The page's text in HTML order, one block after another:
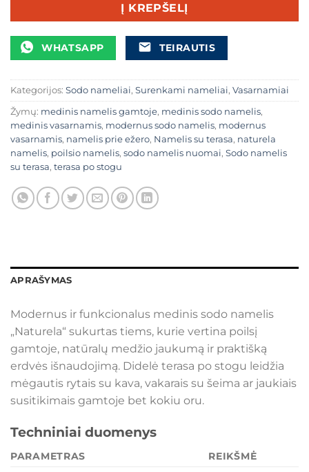
Į KREPŠELĮ
WHATSAPP TEIRAUTIS
Kategorijos: Sodo nameliai, Surenkami nameliai, Vasarnamiai
Žymų: medinis namelis gamtoje, medinis sodo namelis,
medinis vasarnamis, modernus sodo namelis, modernus
vasarnamis, namelis prie ežero, Namelis su terasa, naturela
namelis, poilsio namelis, sodo namelis nuomai, Sodo namelis
su terasa, terasa po stogu
APRAŠYMAS
Modernus ir funkcionalus medinis sodo namelis
„Naturela“ sukurtas tiems, kurie vertina poilsį
gamtoje, natūralų medžio jaukumą ir praktišką
erdvės išnaudojimą. Didelė terasa po stogu leidžia
mėgautis rytais su kava, vakarais su šeima ar jaukiais
susitikimais gamtoje bet kokiu oru.
Techniniai duomenys
PARAMETRAS REIKŠMĖ